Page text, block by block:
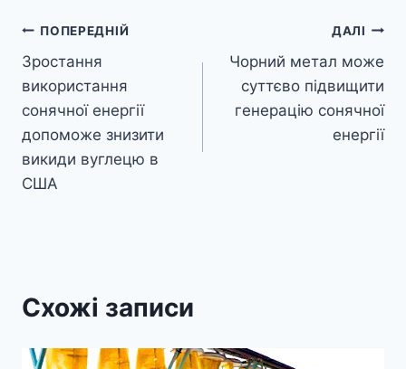
Навігація
записів
ПОПЕРЕДНІЙ
Зростання
використання
сонячної енергії
допоможе знизити
викиди вуглецю в
США
ДАЛІ
Чорний метал може
суттєво підвищити
генерацію сонячної
енергії
Схожі записи